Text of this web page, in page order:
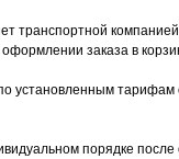
транспортной
заказа в
установленным тарифам
порядке